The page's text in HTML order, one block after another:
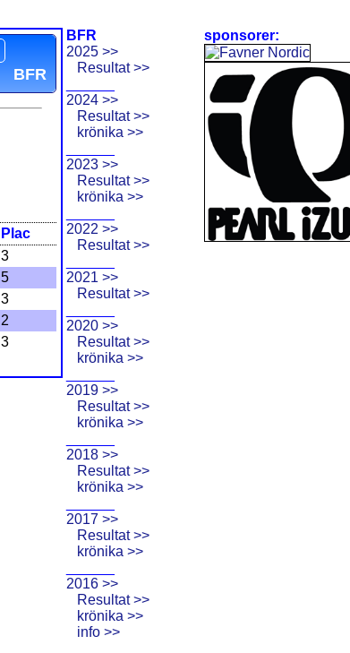
BFR
Plac
3
5
3
2
3
BFR
2025 >>
Resultat >>
2024 >>
Resultat >>
krönika >>
2023 >>
Resultat >>
krönika >>
2022 >>
Resultat >>
2021 >>
Resultat >>
2020 >>
Resultat >>
krönika >>
2019 >>
Resultat >>
krönika >>
2018 >>
Resultat >>
krönika >>
2017 >>
Resultat >>
krönika >>
2016 >>
Resultat >>
krönika >>
info >>
sponsorer: